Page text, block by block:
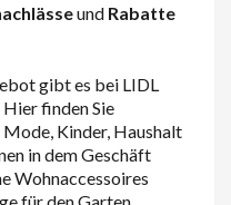
und Rabatte
gibt es bei LIDL
finden Sie
Kinder, Haushalt
in dem Geschäft
Wohnaccessoires